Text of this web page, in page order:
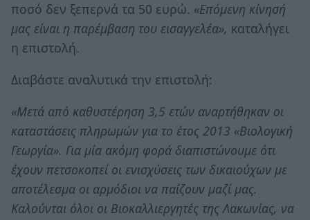
ποσό δεν ξεπερνά τα 50 ευρώ. «Επόμενη κίνησή
μας είναι η παρέμβαση του εισαγγελέα», καταλήγει
η επιστολή.
Διαβάστε αναλυτικά την επιστολή:
«Μετά από καθυστέρηση 3,5 ετών αναρτήθηκαν οι
καταστάσεις πληρωμών για το έτος 2013 «Βιολογική
Γεωργία». Για μία ακόμη φορά διαπιστώνουμε ότι
έχουν πετσοκοπεί οι ενισχύσεις των δικαιούχων με
αποτέλεσμα οι αρμόδιοι να παίζουν μαζί μας.
Καλούνται όλοι οι Βιοκαλλιεργητές της Λακωνίας, να